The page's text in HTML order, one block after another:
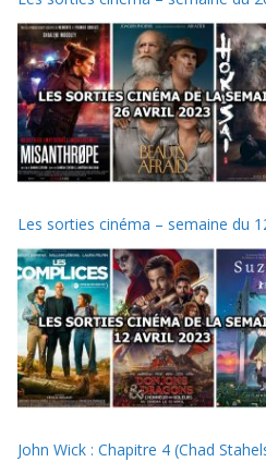
Les sorties cinéma – semaine du
John Wick : Chapitre 4 (Chad